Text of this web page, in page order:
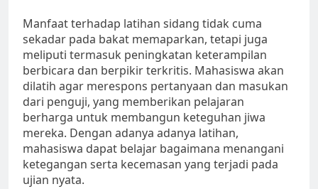
Manfaat terhadap latihan sidang tidak cuma
sekadar pada bakat memaparkan, tetapi juga
meliputi termasuk peningkatan keterampilan
berbicara dan berpikir terkritis. Mahasiswa akan
dilatih agar merespons pertanyaan dan masukan
dari penguji, yang memberikan pelajaran
berharga untuk membangun keteguhan jiwa
mereka. Dengan adanya adanya latihan,
mahasiswa dapat belajar bagaimana menangani
ketegangan serta kecemasan yang terjadi pada
ujian nyata.